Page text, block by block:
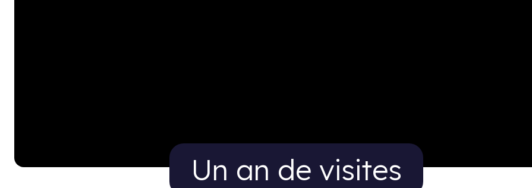
Un an de visites illimitées
Un an de visites